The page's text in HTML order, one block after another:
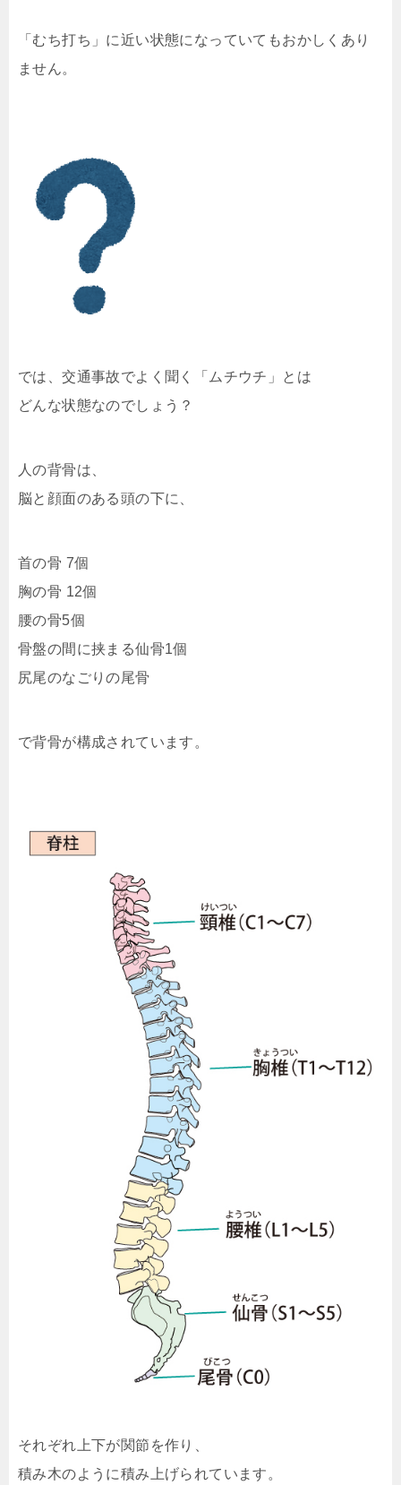
「むち打ち」に近い状態になっていてもおかしくあり
ません。
では、交通事故でよく聞く「ムチウチ」とは
どんな状態なのでしょう？
人の背骨は、
脳と顔面のある頭の下に、
首の骨 7個
胸の骨 12個
腰の骨5個
骨盤の間に挟まる仙骨1個
尻尾のなごりの尾骨
で背骨が構成されています。
それぞれ上下が関節を作り、
積み木のように積み上げられています。